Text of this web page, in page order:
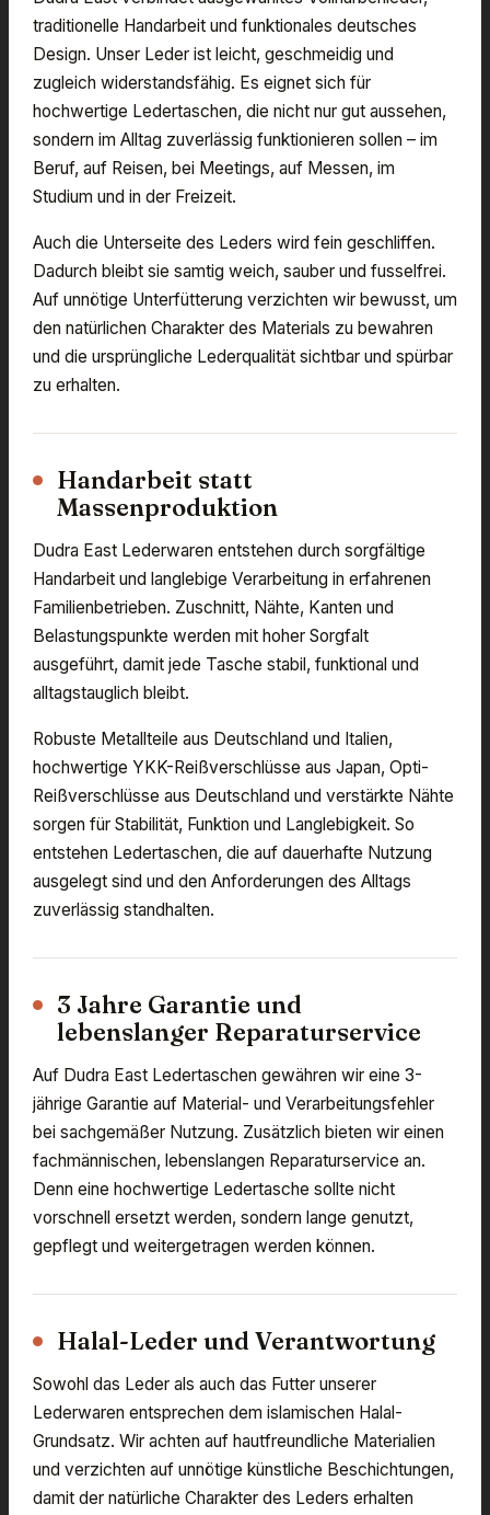
traditionelle Handarbeit und funktionales deutsches
Design. Unser Leder ist leicht, geschmeidig und
zugleich widerstandsfähig. Es eignet sich für
hochwertige Ledertaschen, die nicht nur gut aussehen,
sondern im Alltag zuverlässig funktionieren sollen – im
Beruf, auf Reisen, bei Meetings, auf Messen, im
Studium und in der Freizeit.
Auch die Unterseite des Leders wird fein geschliffen.
Dadurch bleibt sie samtig weich, sauber und fusselfrei.
Auf unnötige Unterfütterung verzichten wir bewusst, um
den natürlichen Charakter des Materials zu bewahren
und die ursprüngliche Lederqualität sichtbar und spürbar
zu erhalten.
Handarbeit statt
Massenproduktion
Dudra East Lederwaren entstehen durch sorgfältige
Handarbeit und langlebige Verarbeitung in erfahrenen
Familienbetrieben. Zuschnitt, Nähte, Kanten und
Belastungspunkte werden mit hoher Sorgfalt
ausgeführt, damit jede Tasche stabil, funktional und
alltagstauglich bleibt.
Robuste Metallteile aus Deutschland und Italien,
hochwertige YKK-Reißverschlüsse aus Japan, Opti-
Reißverschlüsse aus Deutschland und verstärkte Nähte
sorgen für Stabilität, Funktion und Langlebigkeit. So
entstehen Ledertaschen, die auf dauerhafte Nutzung
ausgelegt sind und den Anforderungen des Alltags
zuverlässig standhalten.
3 Jahre Garantie und
lebenslanger Reparaturservice
Auf Dudra East Ledertaschen gewähren wir eine 3-
jährige Garantie auf Material- und Verarbeitungsfehler
bei sachgemäßer Nutzung. Zusätzlich bieten wir einen
fachmännischen, lebenslangen Reparaturservice an.
Denn eine hochwertige Ledertasche sollte nicht
vorschnell ersetzt werden, sondern lange genutzt,
gepflegt und weitergetragen werden können.
Halal-Leder und Verantwortung
Sowohl das Leder als auch das Futter unserer
Lederwaren entsprechen dem islamischen Halal-
Grundsatz. Wir achten auf hautfreundliche Materialien
und verzichten auf unnötige künstliche Beschichtungen,
damit der natürliche Charakter des Leders erhalten